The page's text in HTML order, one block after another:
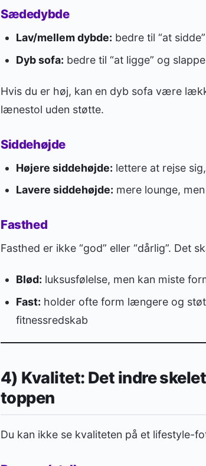
Sædedybde
Lav/mellem dybde: bedre til “at
Dyb sofa: bedre til “at ligge” og
Hvis du er høj, kan en dyb sofa være
lænestol uden støtte.
Siddehøjde
Højere siddehøjde: lettere at rejse
Lavere siddehøjde: mere lounge,
Fasthed
Fasthed er ikke “god” eller “dårlig”. Det
Blød: luksusfølelse, men kan miste
Fast: holder ofte form længere og
fitnessredskab
4) Kvalitet: Det indre
toppen
Du kan ikke se kvaliteten på et lifestyle-